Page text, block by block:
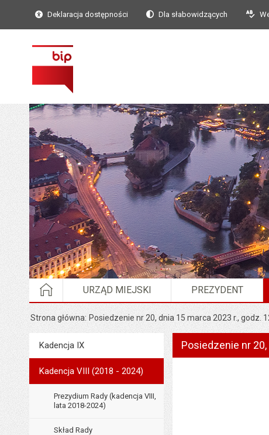
Deklaracja dostępności Dla słabowidzących
STRONA GŁÓWNA
URZĄD MIEJSKI PREZYDENT
Strona główna Posiedzenie nr 20, dnia 15 marca 2023 r., godz.
MenuRada Miejska
Kadencja IX
Kadencja VIII (2018 - 2024)
Prezydium Rady (kadencja VIII,
lata 2018-2024)
Skład Rady
Posiedzenie nr